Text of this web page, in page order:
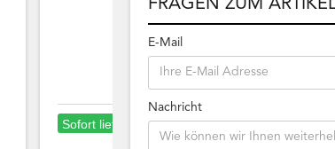
Sofort lieferbar
FRAGEN ZUM
E-Mail
Nachricht